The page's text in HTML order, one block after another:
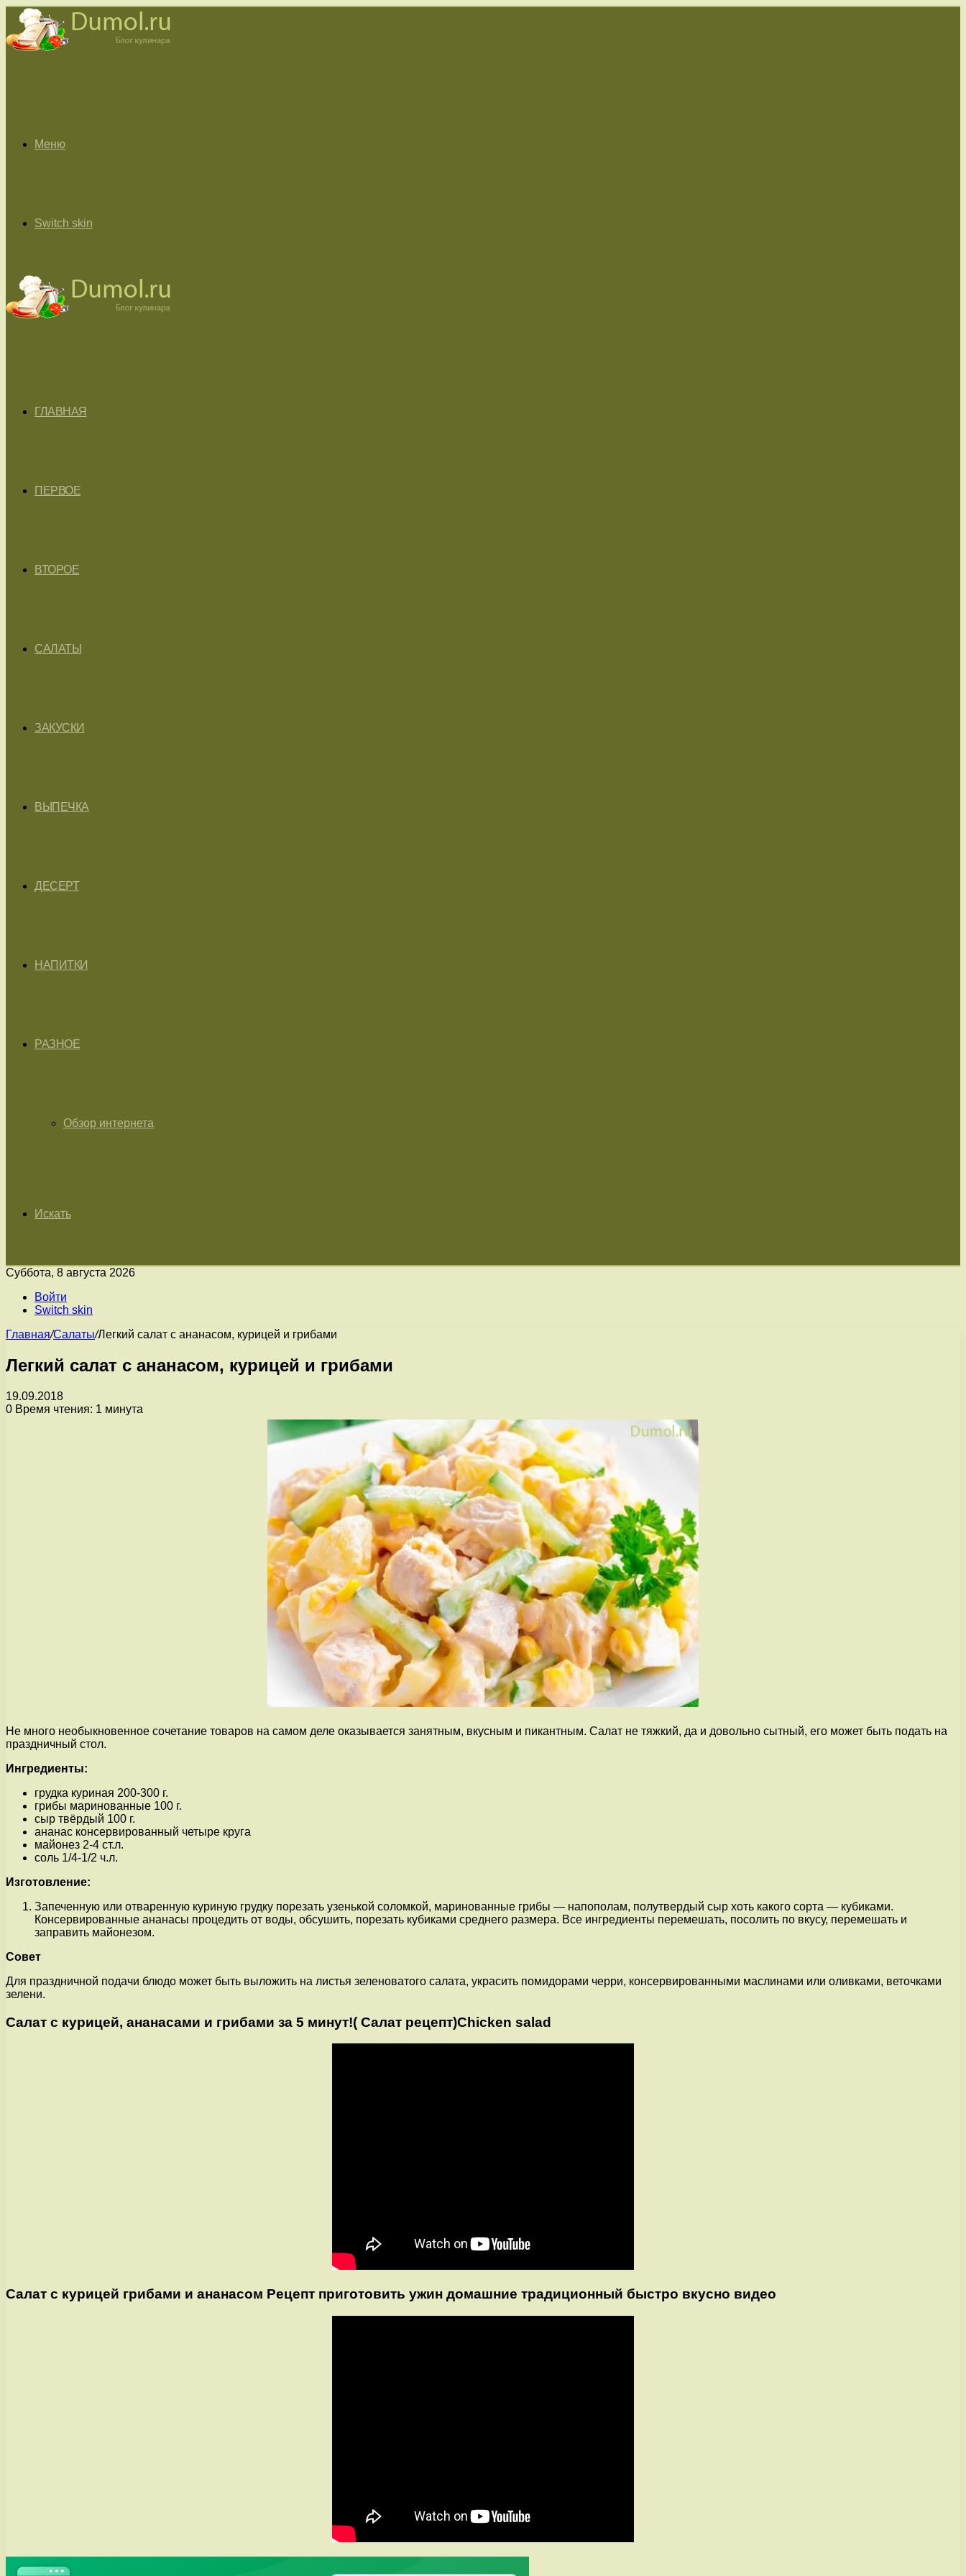
Меню
Switch skin
ГЛАВНАЯ
ПЕРВОЕ
ВТОРОЕ
САЛАТЫ
ЗАКУСКИ
ВЫПЕЧКА
ДЕСЕРТ
НАПИТКИ
РАЗНОЕ
Обзор интернета
Искать
Суббота, 8 августа 2026
Войти
Switch skin
Главная/Салаты/Легкий салат с ананасом, курицей и грибами
Легкий салат с ананасом, курицей и грибами
19.09.2018
0 Время чтения: 1 минута
Не много необыкновенное сочетание товаров на самом деле оказывается занятным, вкусным и пикантным. Салат не тяжкий, да и довольно сытный, его может быть подать на
праздничный стол.
Ингредиенты:
грудка куриная 200-300 г.
грибы маринованные 100 г.
сыр твёрдый 100 г.
ананас консервированный четыре круга
майонез 2-4 ст.л.
соль 1/4-1/2 ч.л.
Изготовление:
Запеченную или отваренную куриную грудку порезать узенькой соломкой, маринованные грибы — напополам, полутвердый сыр хоть какого сорта — кубиками.
Консервированные ананасы процедить от воды, обсушить, порезать кубиками среднего размера. Все ингредиенты перемешать, посолить по вкусу, перемешать и
заправить майонезом.
Совет
Для праздничной подачи блюдо может быть выложить на листья зеленоватого салата, украсить помидорами черри, консервированными маслинами или оливками, веточками
зелени.
Салат с курицей, ананасами и грибами за 5 минут!( Салат рецепт)Chicken salad
Салат с курицей грибами и ананасом Рецепт приготовить ужин домашние традиционный быстро вкусно видео